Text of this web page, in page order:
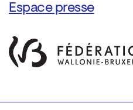
Espace presse